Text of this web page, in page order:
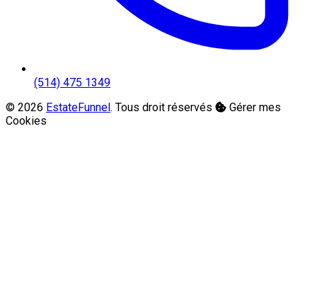
(514) 475 1349
© 2026 EstateFunnel. Tous droit réservés
Gérer mes
Cookies